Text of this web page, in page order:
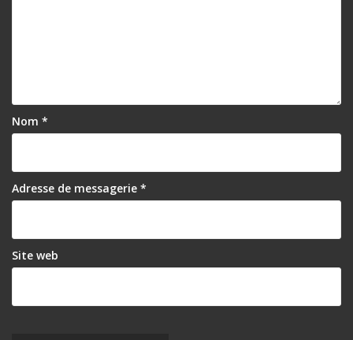
Nom *
Adresse de messagerie *
Site web